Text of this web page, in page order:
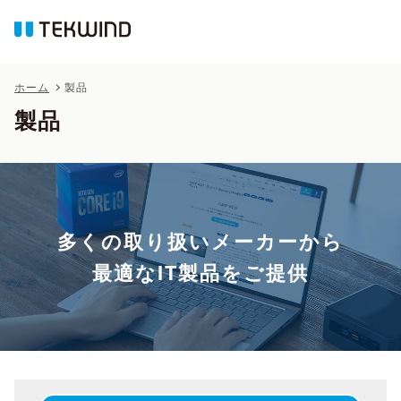
ホーム 製品
製品
多くの取り扱いメーカーから
最適なIT製品をご提供